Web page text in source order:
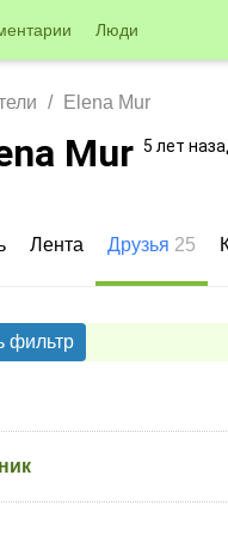
Люди
Elena Mur
Mur 5 лет
Лента Друзья 25
фильтр